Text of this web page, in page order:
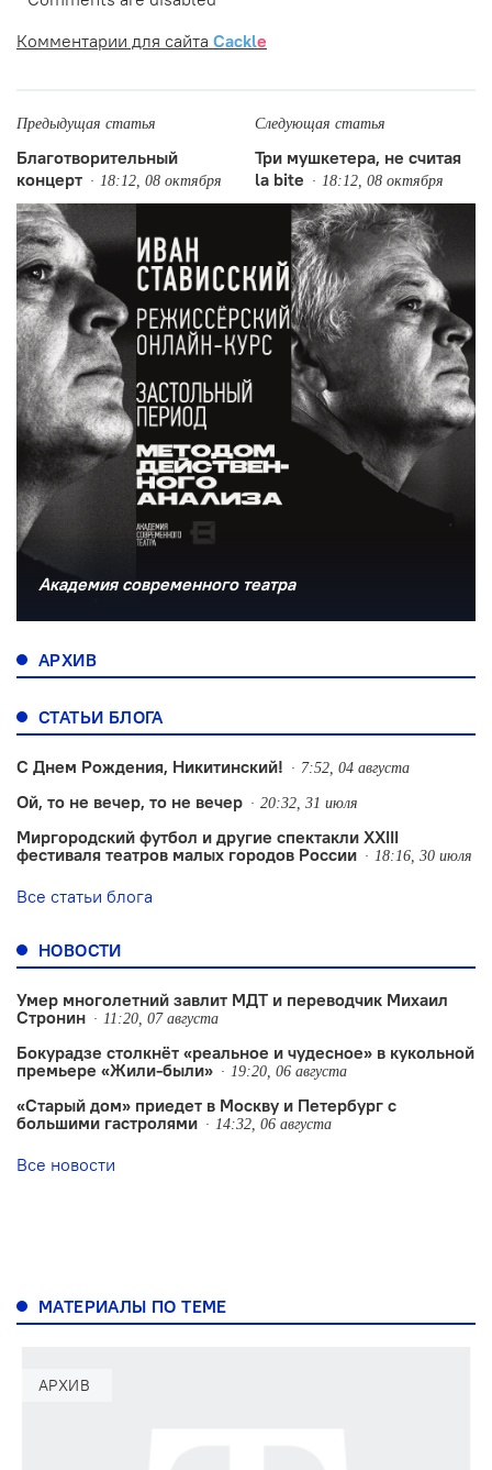
Комментарии для сайта Cackle
Предыдущая статья
Благотворительный
концерт
18:12, 08 октября
Следующая статья
Три мушкетера, не считая
la bite
18:12, 08 октября
Академия современного театра
АРХИВ
СТАТЬИ БЛОГА
С Днем Рождения, Никитинский! 7:52, 04 августа
Ой, то не вечер, то не вечер 20:32, 31 июля
Миргородский футбол и другие спектакли XXIII
фестиваля театров малых городов России
18:16, 30 июля
Все статьи блога
НОВОСТИ
Умер многолетний завлит МДТ и переводчик Михаил
Стронин
11:20, 07 августа
Бокурадзе столкнëт «реальное и чудесное» в кукольной
премьере «Жили-были»
19:20, 06 августа
«Старый дом» приедет в Москву и Петербург с
большими гастролями
14:32, 06 августа
Все новости
МАТЕРИАЛЫ ПО ТЕМЕ
АРХИВ